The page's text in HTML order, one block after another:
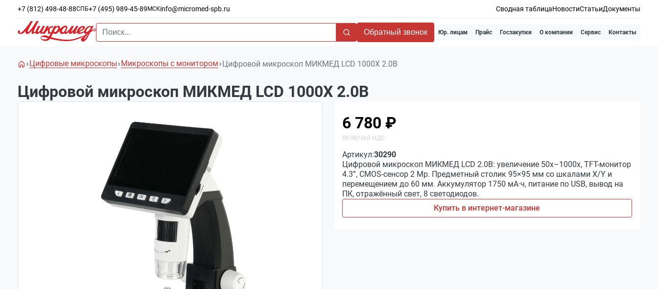
+7 (812) 498-48-88СПБ+7 (495) 989-45-89 МСКinfo@micromed-spb.ru Сводная таблицаНовостиСтатьиДокументы
Обратный звонок Юр. лицам Прайс Госзакупки О компании Сервис Контакты
Цифровые микроскопы Микроскопы с монитором Цифровой микроскоп МИКМЕД LCD 1000Х 2.0B
Цифровой микроскоп МИКМЕД LCD 1000Х 2.0B
6 780 ₽
Артикул:30290
Цифровой микроскоп МИКМЕД LCD 2.0B: увеличение 50х–1000х, TFT-монитор
4.3”, CMOS-сенсор 2 Мр. Предметный столик 95×95 мм со шкалами X/Y и
перемещением до 60 мм. Аккумулятор 1750 мА·ч, питание по USB, вывод на
ПК, отражённый свет, 8 светодиодов.
Купить в интернет-магазине